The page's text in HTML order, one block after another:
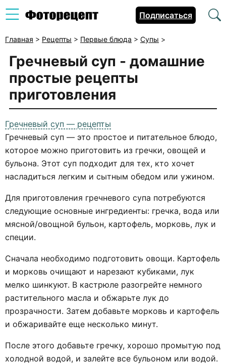
Подписаться
Главная > Рецепты > Первые блюда > Супы >
Гречневый суп - домашние
простые рецепты
приготовления
Гречневый суп — рецепты
Гречневый суп — это простое и питательное блюдо,
которое можно приготовить из гречки, овощей и
бульона. Этот суп подходит для тех, кто хочет
насладиться легким и сытным обедом или ужином.
Для приготовления гречневого супа потребуются
следующие основные ингредиенты: гречка, вода или
мясной/овощной бульон, картофель, морковь, лук и
специи.
Сначала необходимо подготовить овощи. Картофель
и морковь очищают и нарезают кубиками, лук
мелко шинкуют. В кастрюле разогрейте немного
растительного масла и обжарьте лук до
прозрачности. Затем добавьте морковь и картофель
и обжаривайте еще несколько минут.
После этого добавьте гречку, хорошо промытую под
холодной водой, и залейте все бульоном или водой.